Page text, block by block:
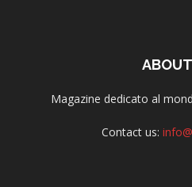
Magazine dedicato al
Contact us: